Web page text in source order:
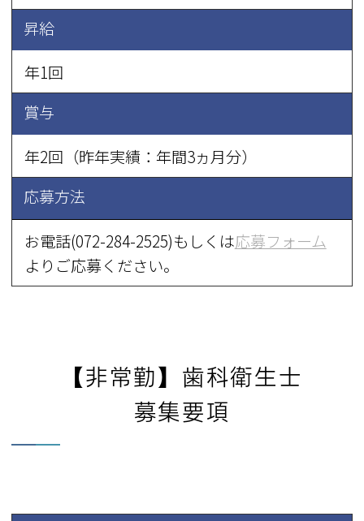
昇給
年1回
賞与
年2回（昨年実績：年間3ヵ月分）
応募方法
お電話(072-284-2525)もしくは応募フォーム
よりご応募ください。
【非常勤】歯科衛生士
募集要項